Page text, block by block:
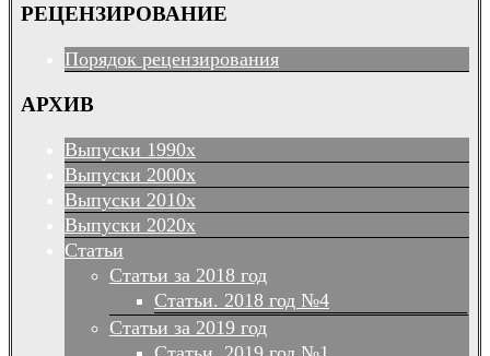
РЕЦЕНЗИРОВАНИЕ
Порядок рецензирования
АРХИВ
Выпуски 1990х
Выпуски 2000х
Выпуски 2010х
Выпуски 2020х
Статьи
Статьи за 2018 год
Статьи. 2018 год №4
Статьи за 2019 год